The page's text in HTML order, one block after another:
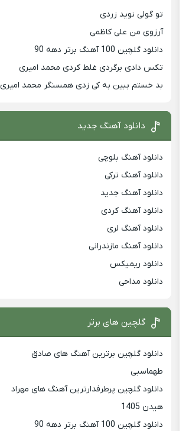
تو گولی نوید زردی
آرزوی من علی کاظمی
دانلود گلچین 100 آهنگ برتر دهه 90
تکس دادی برگردی غلط کردی محمد امیری
بد خستم ببین به کی زدی همسنگر محمد امیری
دانلود آهنگ جدید
دانلود آهنگ بلوچی
دانلود آهنگ ترکی
دانلود آهنگ جدید
دانلود آهنگ کردی
دانلود آهنگ لری
دانلود آهنگ مازندرانی
دانلود ریمیکس
دانلود مداحی
گلچین های برتر
دانلود گلچین برترین آهنگ های صادق
طهماسبی
دانلود گلچین پرطرفدارترین آهنگ های مهراد
هیدن 1405
دانلود گلچین 100 آهنگ برتر دهه 90